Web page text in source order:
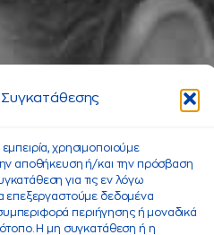
Συγκατάθεσης
χρησιμοποιούμε
αποθήκευση ή/και την πρόσβαση
για τις εν λόγω
επεξεργαστούμε δεδομένα
περιήγησης ή μοναδικά
Η μη συγκατάθεση ή η